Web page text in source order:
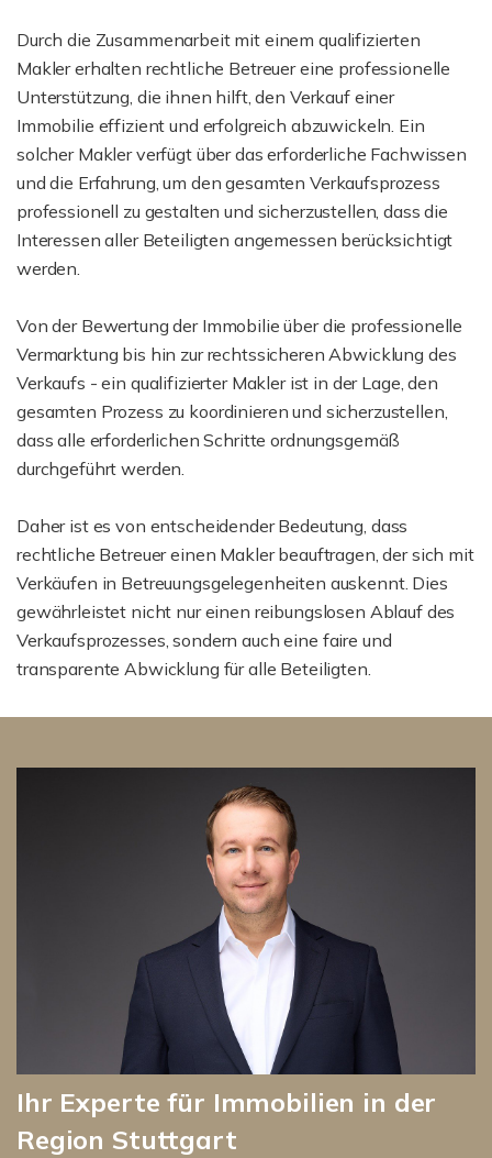
Durch die Zusammenarbeit mit einem qualifizierten
Makler erhalten rechtliche Betreuer eine professionelle
Unterstützung, die ihnen hilft, den Verkauf einer
Immobilie effizient und erfolgreich abzuwickeln. Ein
solcher Makler verfügt über das erforderliche Fachwissen
und die Erfahrung, um den gesamten Verkaufsprozess
professionell zu gestalten und sicherzustellen, dass die
Interessen aller Beteiligten angemessen berücksichtigt
werden.
Von der Bewertung der Immobilie über die professionelle
Vermarktung bis hin zur rechtssicheren Abwicklung des
Verkaufs - ein qualifizierter Makler ist in der Lage, den
gesamten Prozess zu koordinieren und sicherzustellen,
dass alle erforderlichen Schritte ordnungsgemäß
durchgeführt werden.
Daher ist es von entscheidender Bedeutung, dass
rechtliche Betreuer einen Makler beauftragen, der sich mit
Verkäufen in Betreuungsgelegenheiten auskennt. Dies
gewährleistet nicht nur einen reibungslosen Ablauf des
Verkaufsprozesses, sondern auch eine faire und
transparente Abwicklung für alle Beteiligten.
Ihr Experte für Immobilien in der
Region Stuttgart